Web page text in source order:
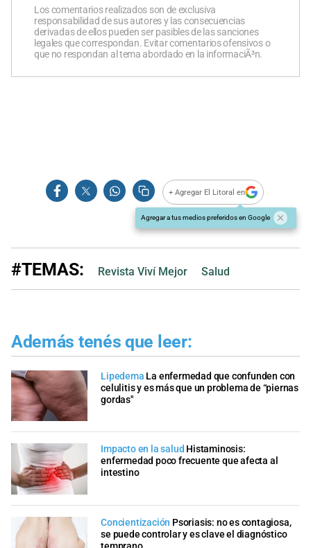
Los comentarios realizados son de exclusiva
responsabilidad de sus autores y las consecuencias
derivadas de ellos pueden ser pasibles de las sanciones
legales que correspondan. Evitar comentarios ofensivos o
que no respondan al tema abordado en la informaciÃ³n.
+ Agregar El Litoral en
Agregar a tus medios preferidos en Google
#TEMAS: Revista Viví Mejor Salud
Además tenés que leer:
Lipedema La enfermedad que confunden con
celulitis y es más que un problema de “piernas
gordas"
Impacto en la salud Histaminosis:
enfermedad poco frecuente que afecta al
intestino
Concientización Psoriasis: no es contagiosa,
se puede controlar y es clave el diagnóstico